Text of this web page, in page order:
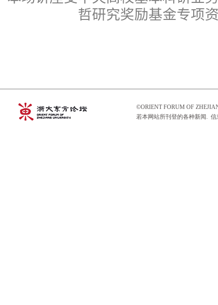
哲研究奖励基金专项
©ORIENT FORUM OF
若本网站所刊登的各种新闻.